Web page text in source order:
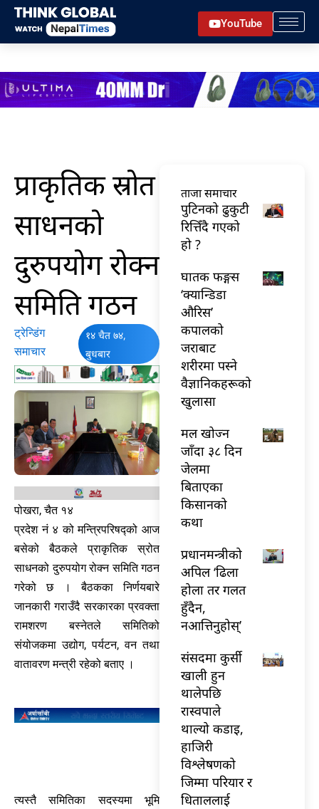
Skip
content
YouTube
प्राकृतिक स्रोत
साधनको
दुरुपयोग रोक्न
समिति गठन
ट्रेन्डिंग
समाचार
१४ चैत ७४,
बुधबार
पोखरा, चैत १४
प्रदेश नं ४ को मन्त्रिपरिषद्को आज
बसेको बैठकले प्राकृतिक स्रोत
साधनको दुरुपयोग रोक्न समिति गठन
गरेको छ । बैठकका निर्णयबारे
जानकारी गराउँदै सरकारका प्रवक्ता
रामशरण बस्नेतले समितिको
संयोजकमा उद्योग, पर्यटन, वन तथा
वातावरण मन्त्री रहेको बताए ।
त्यस्तै समितिका सदस्यमा भूमि
ताजा समाचार
पुटिनको ढुकुटी
रित्तिँदै गएको
हो ?
घातक फङ्गस
‘क्यान्डिडा
औरिस’
कपालको
जराबाट
शरीरमा पस्ने
वैज्ञानिकहरूको
खुलासा
मल खोज्न
जाँदा ३८ दिन
जेलमा
बिताएका
किसानको
कथा
प्रधानमन्त्रीको
अपिल ‘ढिला
होला तर गलत
हुँदैन,
नआत्तिनुहोस्’
संसदमा कुर्सी
खाली हुन
थालेपछि
रास्वपाले
थाल्यो कडाइ,
हाजिरी
विश्लेषणको
जिम्मा परियार र
धिताललाई